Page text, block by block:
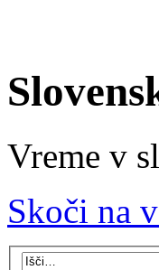
Vreme v
Skoči na